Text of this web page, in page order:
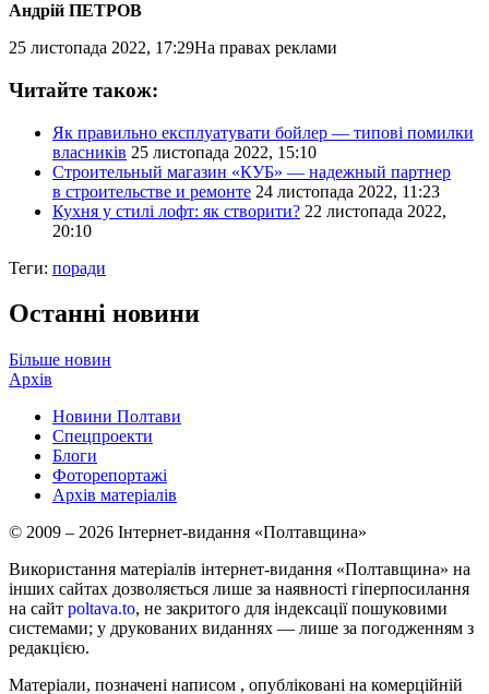
Андрій ПЕТРОВ
25 листопада 2022, 17:29На правах реклами
Читайте також:
Як правильно експлуатувати бойлер — типові помилки
власників 25 листопада 2022, 15:10
Строительный магазин «КУБ» — надежный партнер
в строительстве и ремонте 24 листопада 2022, 11:23
Кухня у стилі лофт: як створити? 22 листопада 2022,
20:10
Теги: поради
Останні новини
Більше новин
Архів
Новини Полтави
Спецпроекти
Блоги
Фоторепортажі
Архів матеріалів
© 2009 – 2026 Інтернет-видання «Полтавщина»
Використання матеріалів інтернет-видання «Полтавщина» на
інших сайтах дозволяється лише за наявності гіперпосилання
на сайт poltava.to, не закритого для індексації пошуковими
системами; у друкованих виданнях — лише за погодженням з
редакцією.
Матеріали, позначені написом , опубліковані на комерційній